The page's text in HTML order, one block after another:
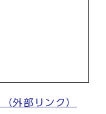
外部リンク）